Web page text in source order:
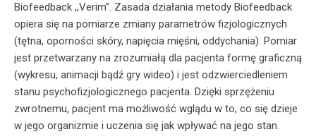
Biofeedback ,,Verim”. Zasada działania metody Biofeedback
opiera się na pomiarze zmiany parametrów fizjologicznych
(tętna, oporności skóry, napięcia mięśni, oddychania). Pomiar
jest przetwarzany na zrozumiałą dla pacjenta formę graficzną
(wykresu, animacji bądź gry wideo) i jest odzwierciedleniem
stanu psychofizjologicznego pacjenta. Dzięki sprzężeniu
zwrotnemu, pacjent ma możliwość wglądu w to, co się dzieje
w jego organizmie i uczenia się jak wpływać na jego stan.